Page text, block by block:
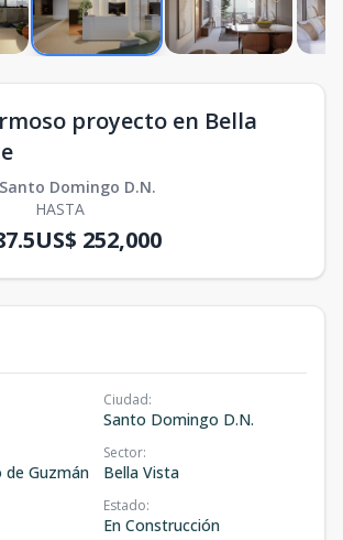
proyecto en Bella
Santo Domingo D.N.
HASTA
US$ 252,000
Ciudad:
Santo Domingo D.N.
Guzmán
Sector:
Bella Vista
Estado:
En Construcción